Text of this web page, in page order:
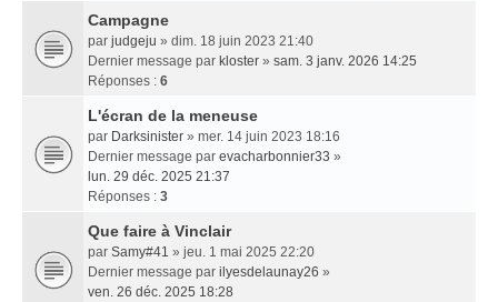
Campagne
par judgeju » dim. 18 juin 2023 21:40
Dernier message par kloster » sam. 3 janv. 2026 14:25
Réponses : 6
L'écran de la meneuse
par Darksinister » mer. 14 juin 2023 18:16
Dernier message par evacharbonnier33 »
lun. 29 déc. 2025 21:37
Réponses : 3
Que faire à Vinclair
par Samy#41 » jeu. 1 mai 2025 22:20
Dernier message par ilyesdelaunay26 »
ven. 26 déc. 2025 18:28